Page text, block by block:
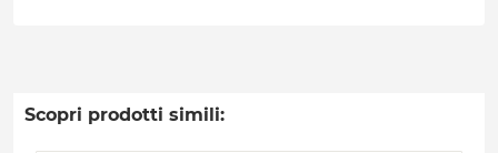
Scopri prodotti simili: